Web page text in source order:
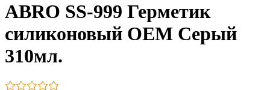
ABRO SS-999 Герметик
силиконовый ОЕМ Серый
310мл.